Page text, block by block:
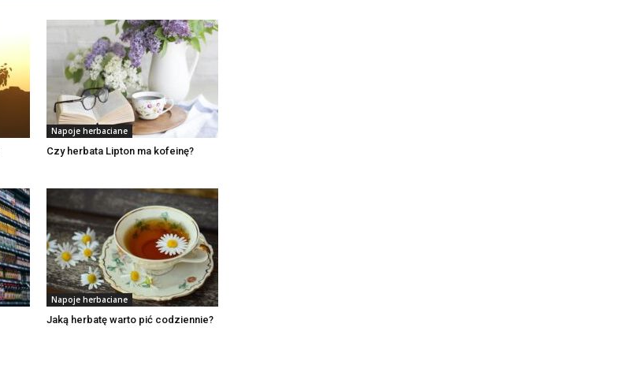
Napoje herbaciane
Czy herbata Lipton ma kofeinę?
Napoje herbaciane
Jaką herbatę warto pić codziennie?